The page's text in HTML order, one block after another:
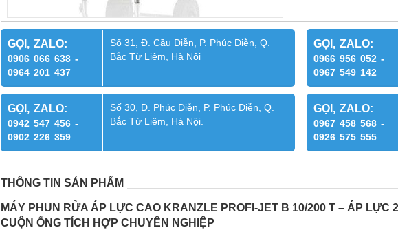
GỌI, ZALO:
0906 066 638 -
0964 201 437
Số 31, Đ. Cầu Diễn, P. Phúc Diễn, Q.
Bắc Từ Liêm, Hà Nội
GỌI, ZALO:
0966 956 052 -
0967 549 142
GỌI, ZALO:
0942 547 456 -
0902 226 359
Số 30, Đ. Phúc Diễn, P. Phúc Diễn, Q.
Bắc Từ Liêm, Hà Nội.
GỌI, ZALO:
0967 458 568 -
0926 575 555
THÔNG TIN SẢN PHẨM
MÁY PHUN RỬA ÁP LỰC CAO KRANZLE PROFI-JET B 10/200 T – ÁP LỰC
CUỘN ỐNG TÍCH HỢP CHUYÊN NGHIỆP